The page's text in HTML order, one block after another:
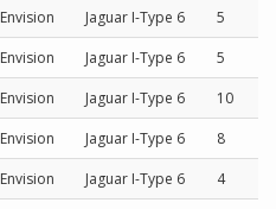
Envision Jaguar I-Type 6
5
Envision Jaguar I-Type 6
5
Envision Jaguar I-Type 6
10
Envision Jaguar I-Type 6
8
Envision Jaguar I-Type 6
4